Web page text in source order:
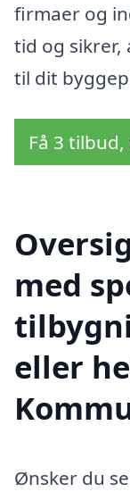
firmaer og
tid og sikrer,
til dit
Få 3
med
eller
Ønsker du